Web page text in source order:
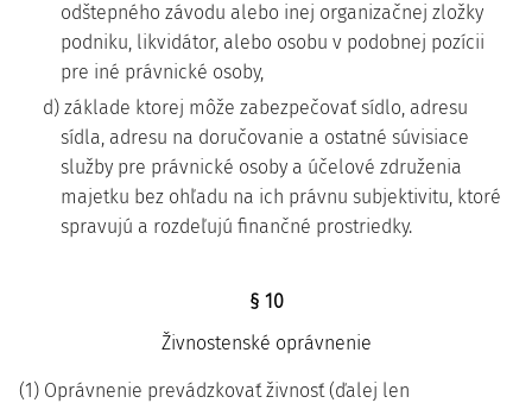
odštepného závodu alebo inej organizačnej zložky
podniku, likvidátor, alebo osobu v podobnej pozícii
pre iné právnické osoby,
d) základe ktorej môže zabezpečovať sídlo, adresu
sídla, adresu na doručovanie a ostatné súvisiace
služby pre právnické osoby a účelové združenia
majetku bez ohľadu na ich právnu subjektivitu, ktoré
spravujú a rozdeľujú finančné prostriedky.
§ 10
Živnostenské oprávnenie
(1) Oprávnenie prevádzkovať živnosť (ďalej len